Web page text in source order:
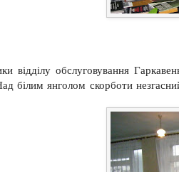
відділу обслуговування
білим янголом скорботи